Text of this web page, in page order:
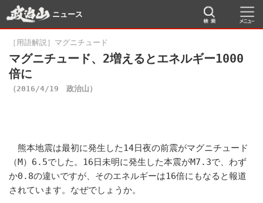
ニュース
［用語解説］マグニチュード
マグニチュード、2増えるとエネルギー1000
倍に
（2016/4/19 政治山）
熊本地震は最初に発生した14日夜の前震がマグニチュード
（M）6.5でした。16日未明に発生した本震がM7.3で、わず
か0.8の違いですが、そのエネルギーは16倍にもなると報道
されています。なぜでしょうか。